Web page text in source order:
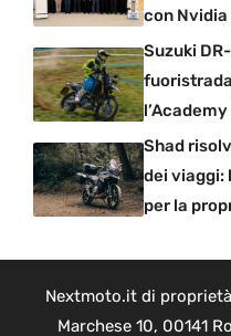
con Nvidia
Suzuki
l’Academy
Shad
dei viaggi:
per la
Nextmoto.it di
Marchese 10, 00141